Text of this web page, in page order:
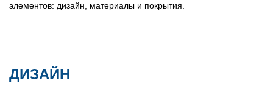
элементов: дизайн, материалы и покрытия.
ДИЗАЙН